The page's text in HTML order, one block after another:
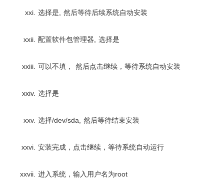
选择是, 然后等待后续系统自动安装
配置软件包管理器, 选择是
可以不填， 然后点击继续，等待系统自动安装
选择是
选择/dev/sda, 然后等待结束安装
安装完成，点击继续，等待系统自动运行
进入系统，输入用户名为root